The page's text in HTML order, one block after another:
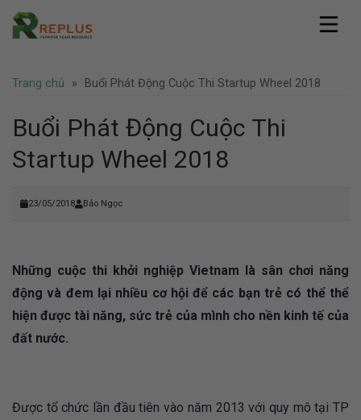
Skip
Giới thiệu
Văn phòng ảo
Văn phòng chia sẻ
Coworking Space
Thuê chỗ ngồi làm việc
Văn phòng trọn gói
Pháp lý
Thành lập công ty
Thành lập công ty nước ngoài
Bảo hộ thương hiệu
Tin tức
Doanh nghiệp
Địa điểm Thành Phố Hồ Chí Minh
Trang chủ » Buổi Phát Động Cuộc Thi Startup Wheel 2018
Buổi Phát Động Cuộc Thi
Startup Wheel 2018
23/05/2018 Bảo Ngọc
Những cuộc thi khởi nghiệp Vietnam là sân chơi năng
động và đem lại nhiều cơ hội để các bạn trẻ có thể thể
hiện được tài năng, sức trẻ của mình cho nền kinh tế của
đất nước.
Được tổ chức lần đầu tiên vào năm 2013 với quy mô tại TP